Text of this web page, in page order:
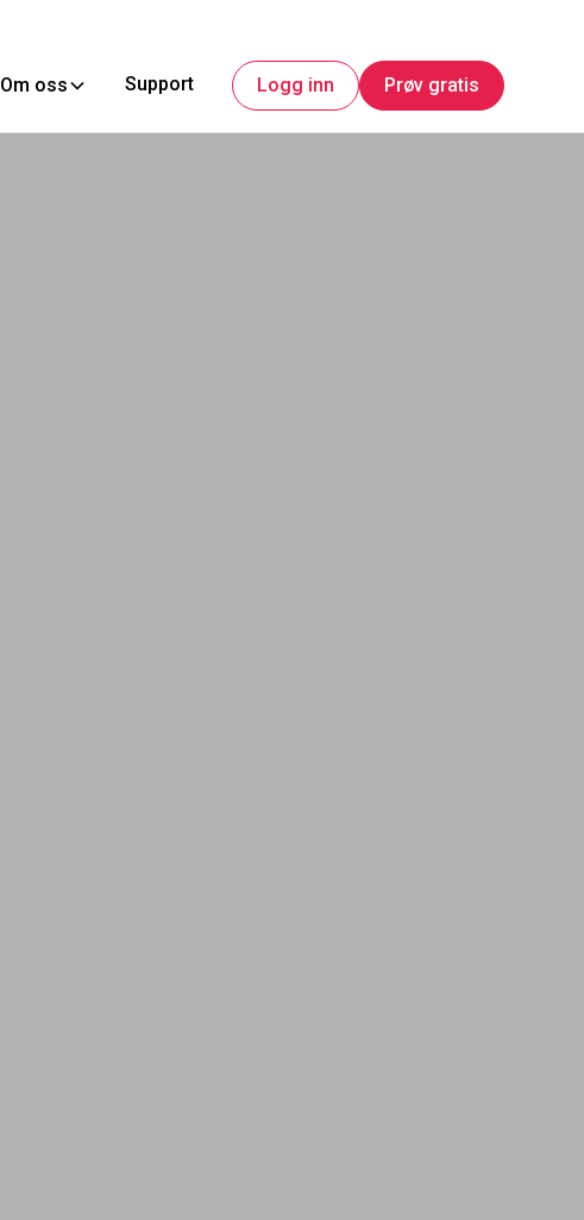
Om oss Support Logg inn Prøv gratis